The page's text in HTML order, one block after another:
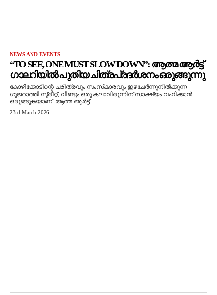
NEWS AND EVENTS
“TO SEE, ONE MUST SLOW DOWN”: ആത്മ ആർട്ട്
ഗാലറിയിൽ പുതിയ ചിത്രപ്രദർശനം ഒരുങ്ങുന്നു
കോഴിക്കോടിന്റെ ചരിത്രവും സംസ്‌കാരവും ഇഴചേർന്നുനിൽക്കുന്ന
ഗുജറാത്തി സ്ട്രീറ്റ്, വീണ്ടും ഒരു കലാവിരുന്നിന് സാക്ഷ്യം വഹിക്കാൻ
ഒരുങ്ങുകയാണ്. ആത്മ ആർട്ട്...
23rd March 2026